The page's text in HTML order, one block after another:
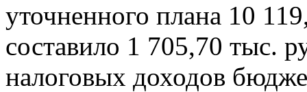
уточненного плана 10
составило 1 705,70 тыс.
налоговых доходов